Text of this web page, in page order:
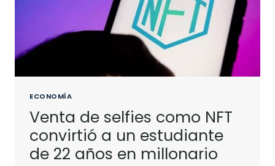
ECONOMÍA
Venta de selfies como NFT
convirtió a un estudiante
de 22 años en millonario